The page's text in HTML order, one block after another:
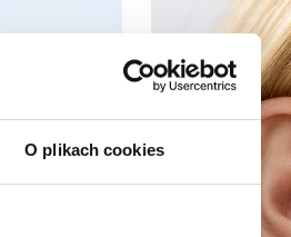
O plikach cookies